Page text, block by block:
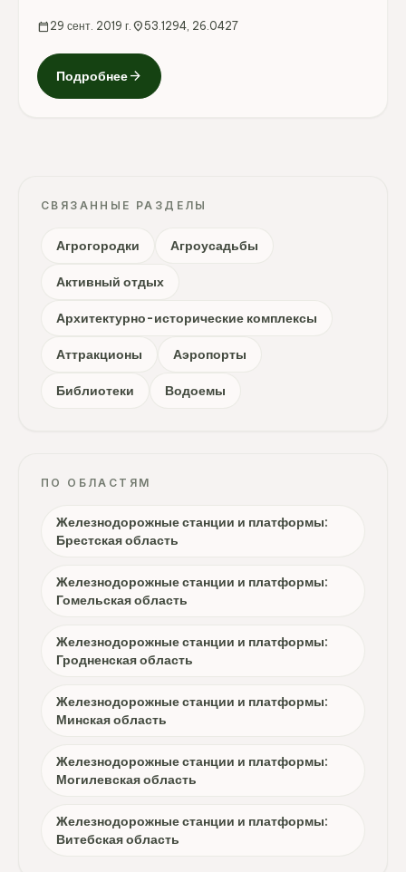
calendar_today 29 сент. 2019 г. location_on53.1294, 26.0427
Подробнееarrow_forward
СВЯЗАННЫЕ РАЗДЕЛЫ
Агрогородки Агроусадьбы
Активный отдых
Архитектурно-исторические комплексы
Аттракционы Аэропорты
Библиотеки Водоемы
ПО ОБЛАСТЯМ
Железнодорожные станции и платформы:
Брестская область
Железнодорожные станции и платформы:
Гомельская область
Железнодорожные станции и платформы:
Гродненская область
Железнодорожные станции и платформы:
Минская область
Железнодорожные станции и платформы:
Могилевская область
Железнодорожные станции и платформы:
Витебская область